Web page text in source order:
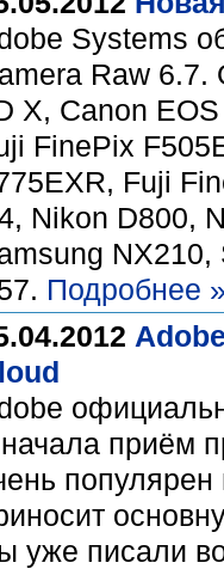
Systems
Raw 6.7.
X, Canon
FinePix
Fuji
Nikon D800,
NX210,
Подробнее
приём
популярен
уже писали